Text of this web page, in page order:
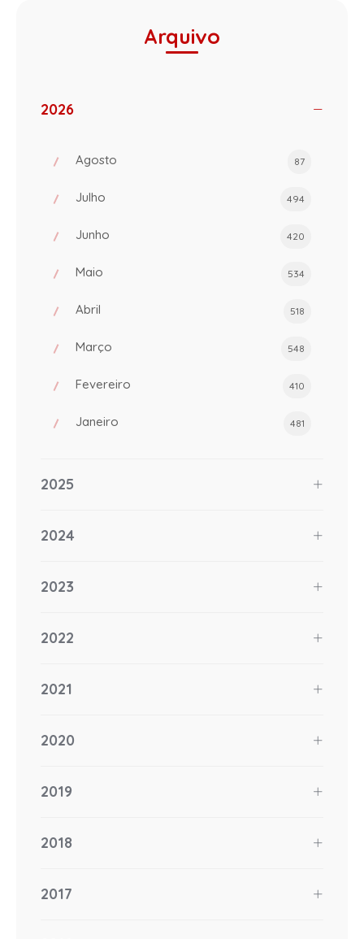
Arquivo
2026
Agosto 87
Julho 494
Junho 420
Maio 534
Abril 518
Março 548
Fevereiro 410
Janeiro 481
2025
2024
2023
2022
2021
2020
2019
2018
2017